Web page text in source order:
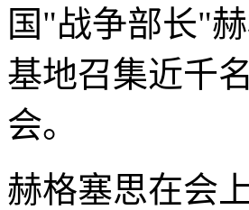
国"战争部长"
基地召集近千
会。
赫格塞思在会